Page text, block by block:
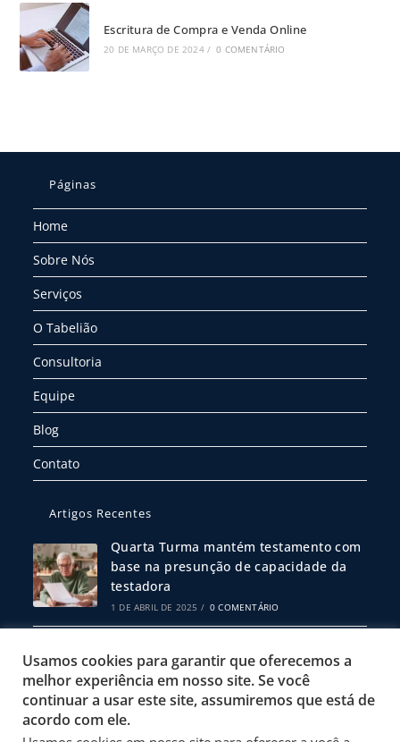
Escritura de Compra e Venda Online
20 DE MARÇO DE 2024 / 0 COMENTÁRIO
Páginas
Home
Sobre Nós
Serviços
O Tabelião
Consultoria
Equipe
Blog
Contato
Artigos Recentes
Quarta Turma mantém testamento com
base na presunção de capacidade da
testadora
1 DE ABRIL DE 2025 / 0 COMENTÁRIO
Escritura Pública ou Particular: Qual
Escolher?
19 DE FEVEREIRO DE 2025 / 0 COMENTÁRIO
Usamos cookies para garantir que oferecemos a
melhor experiência em nosso site. Se você
continuar a usar este site, assumiremos que está de
acordo com ele.